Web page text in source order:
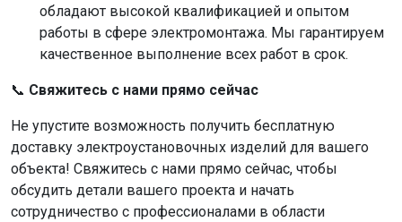
обладают высокой квалификацией и опытом
работы в сфере электромонтажа. Мы гарантируем
качественное выполнение всех работ в срок.
📞 Свяжитесь с нами прямо сейчас
Не упустите возможность получить бесплатную
доставку электроустановочных изделий для вашего
объекта! Свяжитесь с нами прямо сейчас, чтобы
обсудить детали вашего проекта и начать
сотрудничество с профессионалами в области